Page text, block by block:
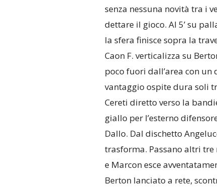
senza nessuna novità tra i
dettare il gioco. Al 5’ su
la sfera finisce sopra la
Caon F. verticalizza su
poco fuori dall’area con un
vantaggio ospite dura soli
Cereti diretto verso la
giallo per l’esterno
Dallo. Dal dischetto
trasforma. Passano altri
e Marcon esce
Berton lanciato a rete,